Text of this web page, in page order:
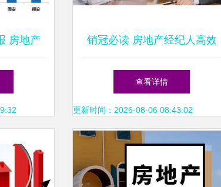
房地产
观察
销冠必读 房地产经纪人高效
沟通指南——与房东的交流话
术与心法
查看详情
更新时间：2026-08-06 08:43:02